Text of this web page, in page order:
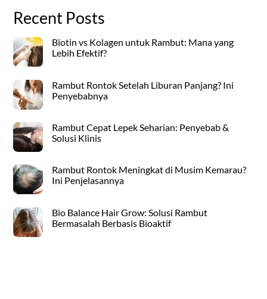
Recent Posts
Biotin vs Kolagen untuk Rambut: Mana yang
Lebih Efektif?
Rambut Rontok Setelah Liburan Panjang? Ini
Penyebabnya
Rambut Cepat Lepek Seharian: Penyebab &
Solusi Klinis
Rambut Rontok Meningkat di Musim Kemarau?
Ini Penjelasannya
Bio Balance Hair Grow: Solusi Rambut
Bermasalah Berbasis Bioaktif